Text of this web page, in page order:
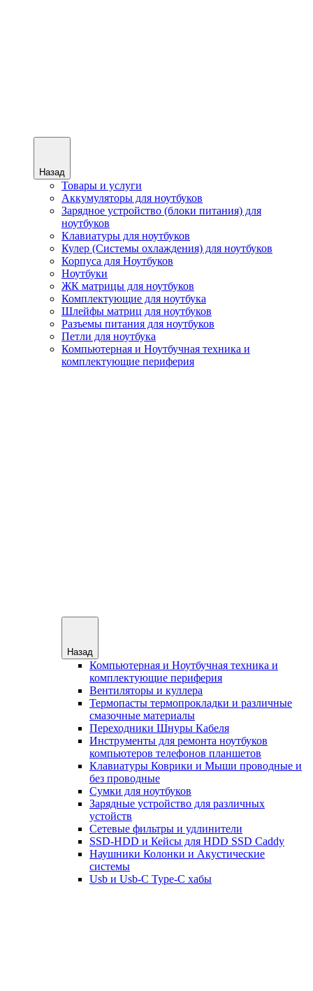
Назад
Товары и услуги
Аккумуляторы для ноутбуков
Зарядное устройство (блоки питания) для
ноутбуков
Клавиатуры для ноутбуков
Кулер (Системы охлаждения) для ноутбуков
Корпуса для Ноутбуков
Ноутбуки
ЖК матрицы для ноутбуков
Комплектующие для ноутбука
Шлейфы матриц для ноутбуков
Разъемы питания для ноутбуков
Петли для ноутбука
Компьютерная и Ноутбучная техника и
комплектующие периферия
Назад
Компьютерная и Ноутбучная техника и
комплектующие периферия
Вентиляторы и куллера
Термопасты термопрокладки и различные
смазочные материалы
Переходники Шнуры Кабеля
Инструменты для ремонта ноутбуков
компьютеров телефонов планшетов
Клавиатуры Коврики и Мыши проводные и
без проводные
Сумки для ноутбуков
Зарядные устройство для различных
устойств
Сетевые фильтры и удлинители
SSD-HDD и Кейсы для HDD SSD Caddy
Наушники Колонки и Акустические
системы
Usb и Usb-C Type-C хабы